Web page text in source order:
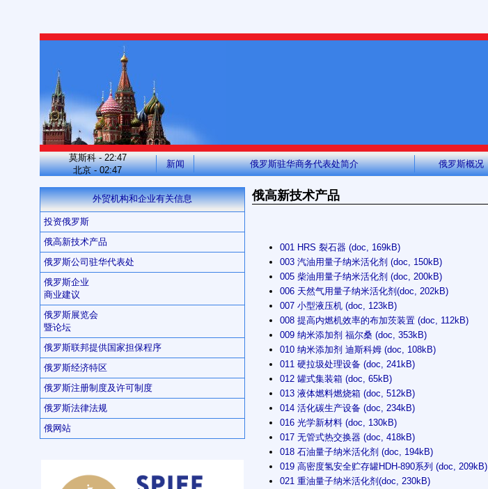
莫斯科 - 22:47
北京 - 02:47
新闻 俄罗斯驻华商务代表处简介 俄罗斯概况
外贸机构和企业有关信息
投资俄罗斯
俄高新技术产品
俄罗斯公司驻华代表处
俄罗斯企业
商业建议
俄罗斯展览会
暨论坛
俄罗斯联邦提供国家担保程序
俄罗斯经济特区
俄罗斯注册制度及许可制度
俄罗斯法律法规
俄网站
俄高新技术产品
001 HRS 裂石器 (doc, 169kB)
003 汽油用量子纳米活化剂 (doc, 150kB)
005 柴油用量子纳米活化剂 (doc, 200kB)
006 天然气用量子纳米活化剂(doc, 202kB)
007 小型液压机 (doc, 123kB)
008 提高内燃机效率的布加茨装置 (doc, 112kB)
009 纳米添加剂 福尔桑 (doc, 353kB)
010 纳米添加剂 迪斯科姆 (doc, 108kB)
011 硬拉圾处理设备 (doc, 241kB)
012 罐式集装箱 (doc, 65kB)
013 液体燃料燃烧箱 (doc, 512kB)
014 活化碳生产设备 (doc, 234kB)
016 光学新材料 (doc, 130kB)
017 无管式热交换器 (doc, 418kB)
018 石油量子纳米活化剂 (doc, 194kB)
019 高密度氢安全贮存罐HDH-890系列 (doc, 209kB)
021 重油量子纳米活化剂(doc, 230kB)